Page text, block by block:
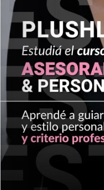
Quienes
Somos
Editoriales
Comunidad
Los
Elegidos
Cultura